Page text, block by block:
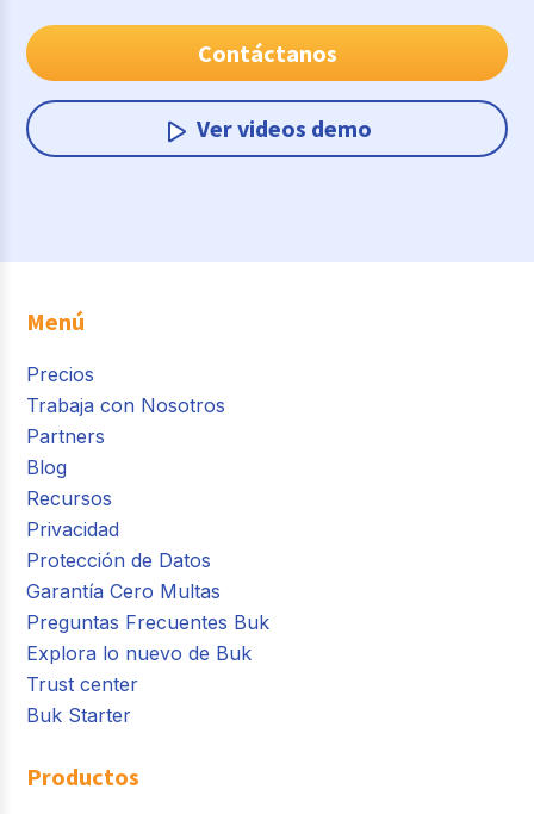
Contáctanos
Ver videos demo
Menú
Precios
Trabaja con Nosotros
Partners
Blog
Recursos
Privacidad
Protección de Datos
Garantía Cero Multas
Preguntas Frecuentes Buk
Explora lo nuevo de Buk
Trust center
Buk Starter
Productos